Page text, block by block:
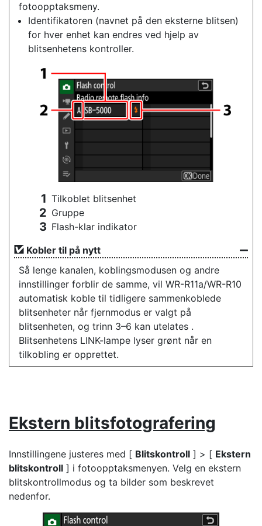
fotoopptaksmeny.
Identifikatoren (navnet på den eksterne blitsen)
for hver enhet kan endres ved hjelp av
blitsenhetens kontroller.
Tilkoblet blitsenhet
Gruppe
Flash-klar indikator
Kobler til på nytt
Så lenge kanalen, koblingsmodusen og andre
innstillinger forblir de samme, vil WR-R11a/WR-R10
automatisk koble til tidligere sammenkoblede
blitsenheter når fjernmodus er valgt på
blitsenheten, og trinn 3–6 kan utelates .
Blitsenhetens LINK-lampe lyser grønt når en
tilkobling er opprettet.
Ekstern blitsfotografering
Innstillingene justeres med [ Blitskontroll ] > [ Ekstern
blitskontroll ] i fotoopptaksmenyen. Velg en ekstern
blitskontrollmodus og ta bilder som beskrevet
nedenfor.